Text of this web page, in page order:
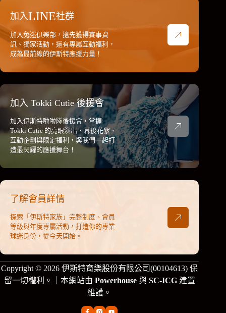
加入LINE社群
加入兔迷俱樂部，搶先獲得賽事資
訊、獨家活動，還有專屬互動福利，
成為最前線的伊斯特應援力量！
加入 Tokki Cutie 後援會
加入伊斯特啦啦隊後援會，掌握
Tokki Cutie 的亮眼演出、幕後花絮、
互動企劃與限定福利，與我們一起打
造最閃耀的應援舞台！
了解會員詳情
探索「伊斯特家族」完整制度、會員
等級與年度專屬活動，打造你的專業
球迷身份，從今天開始。
Copyright © 2026 伊斯特育樂股份有限公司(00104613) 保
留一切權利。｜本網站由 Powerhouse 與 SC-ICG建置
維護。